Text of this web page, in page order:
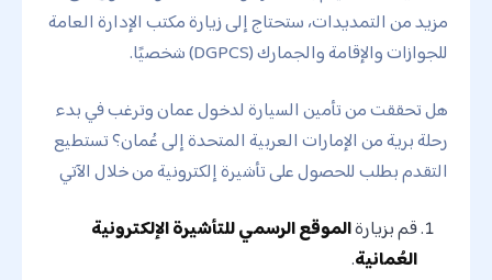
مزيد من التمديدات، ستحتاج إلى زيارة مكتب الإدارة العامة
للجوازات والإقامة والجمارك (DGPCS) شخصيًا.
هل تحققت من تأمين السيارة لدخول عمان وترغب في بدء
رحلة برية من الإمارات العربية المتحدة إلى عُمان؟ تستطيع
التقدم بطلب للحصول على تأشيرة إلكترونية من خلال الآتي
قم بزيارةالموقع الرسمي للتأشيرة الإلكترونية
العُمانية.